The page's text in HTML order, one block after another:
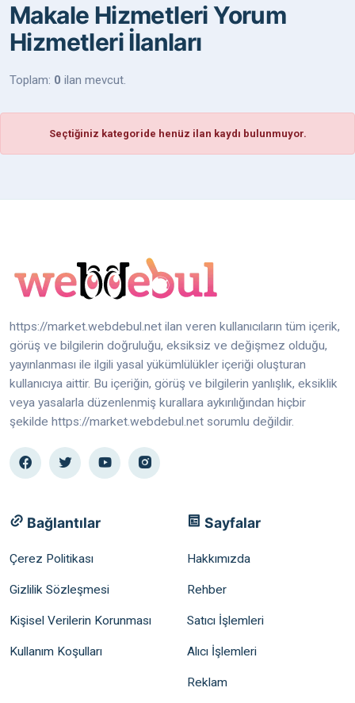
Makale Hizmetleri Yorum
Hizmetleri İlanları
Toplam: 0 ilan mevcut.
Seçtiğiniz kategoride henüz ilan kaydı bulunmuyor.
https://market.webdebul.net ilan veren kullanıcıların tüm içerik,
görüş ve bilgilerin doğruluğu, eksiksiz ve değişmez olduğu,
yayınlanması ile ilgili yasal yükümlülükler içeriği oluşturan
kullanıcıya aittir. Bu içeriğin, görüş ve bilgilerin yanlışlık, eksiklik
veya yasalarla düzenlenmiş kurallara aykırılığından hiçbir
şekilde https://market.webdebul.net sorumlu değildir.
Bağlantılar
Çerez Politikası
Gizlilik Sözleşmesi
Kişisel Verilerin Korunması
Kullanım Koşulları
Sayfalar
Hakkımızda
Rehber
Satıcı İşlemleri
Alıcı İşlemleri
Reklam